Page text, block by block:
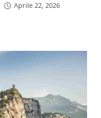
Aprile 22, 2026